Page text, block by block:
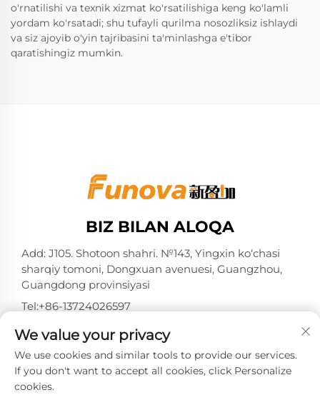
o'rnatilishi va texnik xizmat ko'rsatilishiga keng ko'lamli
yordam ko'rsatadi; shu tufayli qurilma nosozliksiz ishlaydi
va siz ajoyib o'yin tajribasini ta'minlashga e'tibor
qaratishingiz mumkin.
BIZ BILAN ALOQA
Add: J105. Shotoon shahri. №143, Yingxin ko‘chasi
sharqiy tomoni, Dongxuan avenuesi, Guangzhou,
Guangdong provinsiyasi
Tel:+86-13724026597
Elektron pochta:
[email protected]
Nashr huquqi Guangzhou Xinyingjia System
We value your privacy
We use cookies and similar tools to provide our services.
If you don't want to accept all cookies, click Personalize
cookies.